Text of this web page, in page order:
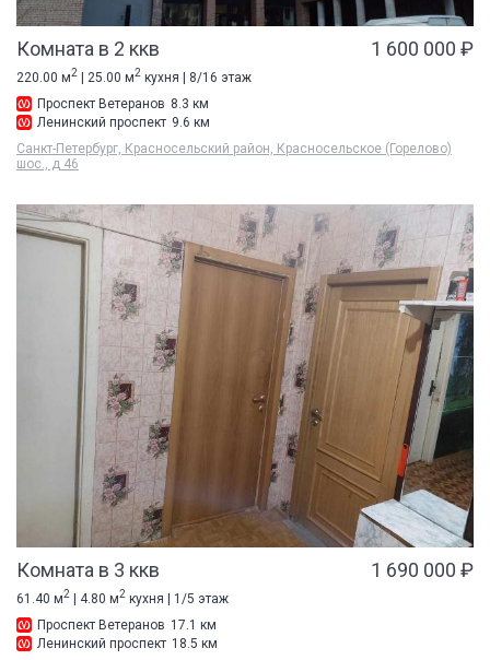
Комната в 2 ккв 1 600 000 ₽
220.00 м2 | 25.00 м2 кухня | 8/16 этаж
Проспект Ветеранов 8.3 км
Ленинский проспект 9.6 км
Санкт-Петербург, Красносельский район, Красносельское (Горелово)
шос., д 46
Комната в 3 ккв 1 690 000 ₽
61.40 м2 | 4.80 м2 кухня | 1/5 этаж
Проспект Ветеранов 17.1 км
Ленинский проспект 18.5 км